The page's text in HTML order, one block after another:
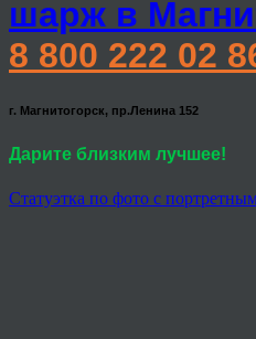
шарж в
8 800 222 02
г. Магнитогорск, пр.Ленина 152
Дарите близким лучшее!
Статуэтка по фото с